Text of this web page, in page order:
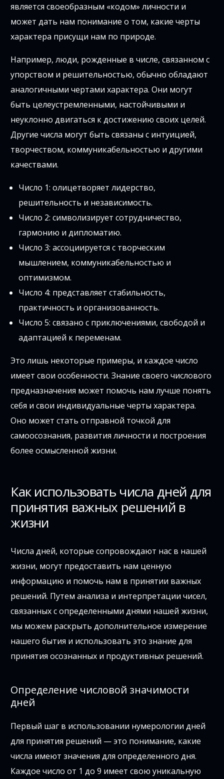
является своеобразным «кодом» личности и
может дать нам понимание о том, какие черты
характера присущи нам по природе.
Например, люди, рожденные в числе, связанном с
упорством и решительностью, обычно обладают
аналогичными чертами характера. Они могут
быть целеустремленными, настойчивыми и
неуклонно двигаться к достижению своих целей.
Другие числа могут быть связаны с интуицией,
творчеством, коммуникабельностью и другими
качествами.
Число 1: олицетворяет лидерство,
решительность и независимость.
Число 2: символизирует сотрудничество,
гармонию и дипломатию.
Число 3: ассоциируется с творческим
мышлением, коммуникабельностью и
оптимизмом.
Число 4: представляет стабильность,
практичность и организованность.
Число 5: связано с приключениями, свободой и
адаптацией к переменам.
Это лишь некоторые примеры, и каждое число
имеет свои особенности. Знание своего числового
предназначения может помочь нам лучше понять
себя и свои индивидуальные черты характера.
Оно может стать отправной точкой для
самоосознания, развития личности и построения
более осмысленной жизни.
Как использовать числа дней для
принятия важных решений в
жизни
Числа дней, которые сопровождают нас в нашей
жизни, могут предоставить нам ценную
информацию и помочь нам в принятии важных
решений. Путем анализа и интерпретации чисел,
связанных с определенными днями нашей жизни,
мы можем раскрыть дополнительное измерение
нашего бытия и использовать это знание для
принятия осознанных и продуктивных решений.
Определение числовой значимости
дней
Первый шаг в использовании нумерологии дней
для принятия решений — это понимание, какие
числа имеют значения для определенного дня.
Каждое число от 1 до 9 имеет свою уникальную